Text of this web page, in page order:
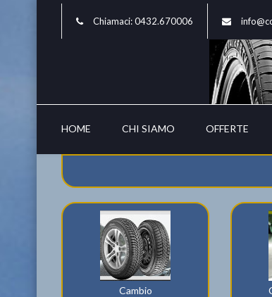
Chiamaci: 0432.670006
HOME CHI SIAMO OFFERTE
Cambio